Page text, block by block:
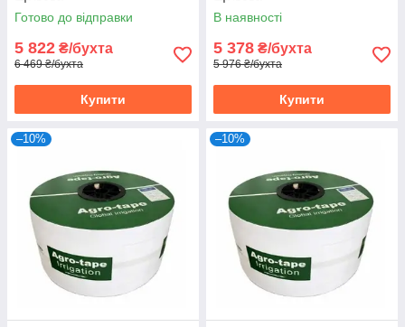
Готово до відправки
5 822 ₴/бухта
6 469 ₴/бухта
Купити
В наявності
5 378 ₴/бухта
5 976 ₴/бухта
Купити
–10% –10%